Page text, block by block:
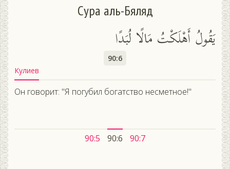
Сура аль-Бяляд
يَقُولُ أَهْلَكْتُ مَالًا لُبَدًا
90:6
Кулиев
Он говорит: "Я погубил богатство несметное!"
90:5 90:6 90:7